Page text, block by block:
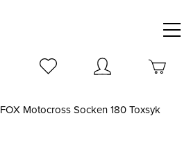
FOX Motocross Socken 180 Toxsyk